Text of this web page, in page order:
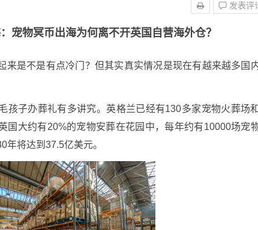
宠物冥币出海为何离不开英国自营海外仓？
发表评
来是不是有点冷门？但其实真实情况是现在有越来越多国
孩子办葬礼有多讲究。英格兰已经有130多家宠物火葬场和
国大约有20%的宠物安葬在花园中，每年约有10000场宠
年将达到37.5亿美元。